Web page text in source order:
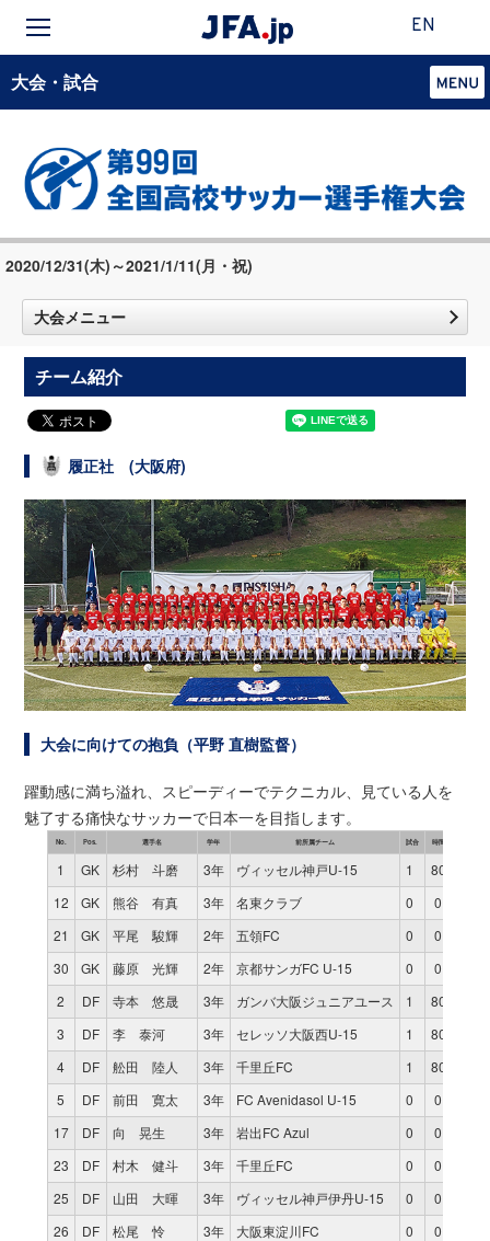
EN
大会・試合
2020/12/31(木)～2021/1/11(月・祝)
大会メニュー
チーム紹介
履正社 (大阪府)
大会に向けての抱負（平野 直樹監督）
躍動感に満ち溢れ、スピーディーでテクニカル、見ている人を
魅了する痛快なサッカーで日本一を目指します。
No. Pos. 選手名 学年 前所属チーム 試合 時間
1 GK 杉村 斗磨 3年 ヴィッセル神戸U-15 1 80
12
GK 熊谷 有真 3年 名東クラブ 0 0
21
GK 平尾 駿輝 2年 五領FC 0 0
30
GK 藤原 光輝 2年 京都サンガFC U-15 0 0
2
DF 寺本 悠晟 3年 ガンバ大阪ジュニアユース 1 80
3
DF 李 泰河 3年 セレッソ大阪西U-15 1 80
4
DF 舩田 陸人 3年 千里丘FC 1 80
5
DF 前田 寛太 3年 FC Avenidasol U-15 0 0
17
DF 向 晃生 3年 岩出FC Azul 0 0
23
DF 村木 健斗 3年 千里丘FC 0 0
25
DF 山田 大暉 3年 ヴィッセル神戸伊丹U-15 0 0
26
DF 松尾 怜 3年 大阪東淀川FC 0 0